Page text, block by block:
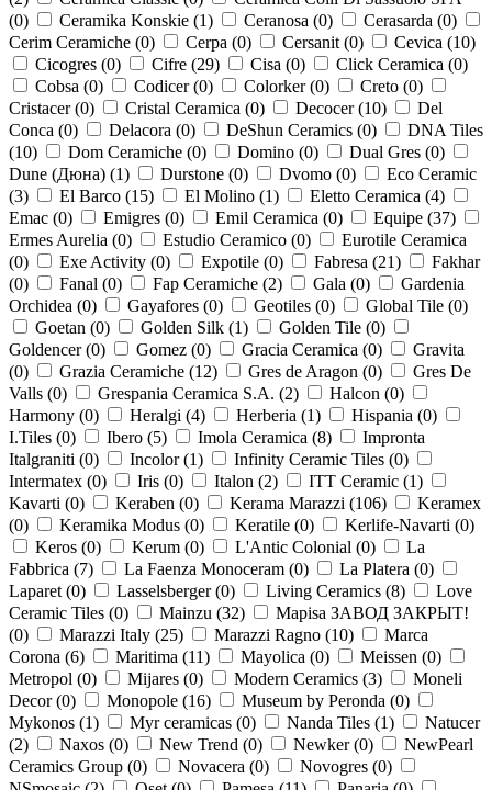
(0) Ceramika Konskie (1) Ceranosa (0) Cerasarda (0)
Cerim Ceramiche (0) Cerpa (0) Cersanit (0) Cevica (10)
Cicogres (0) Cifre (29) Cisa (0) Click Ceramica (0)
Cobsa (0) Codicer (0) Colorker (0) Creto (0)
Cristacer (0) Cristal Ceramica (0) Decocer (10)
Del
Conca (0) Delacora (0) DeShun Ceramics (0)
DNA Tiles
(10) Dom Ceramiche (0) Domino (0) Dual Gres (0)
Dune (Дюна) (1) Durstone (0) Dvomo (0)
Eco Ceramic
(3) El Barco (15) El Molino (1) Eletto Ceramica (4)
Emac (0) Emigres (0) Emil Ceramica (0) Equipe (37)
Ermes Aurelia (0) Estudio Ceramico (0)
Eurotile Ceramica
(0) Exe Activity (0) Expotile (0) Fabresa (21)
Fakhar
(0) Fanal (0) Fap Ceramiche (2) Gala (0)
Gardenia
Orchidea (0) Gayafores (0) Geotiles (0) Global Tile (0)
Goetan (0) Golden Silk (1) Golden Tile (0)
Goldencer (0) Gomez (0) Gracia Ceramica (0)
Gravita
(0) Grazia Ceramiche (12) Gres de Aragon (0)
Gres De
Valls (0) Grespania Ceramica S.A. (2) Halcon (0)
Harmony (0) Heralgi (4) Herberia (1) Hispania (0)
I.Tiles (0) Ibero (5) Imola Ceramica (8)
Impronta
Italgraniti (0) Incolor (1) Infinity Ceramic Tiles (0)
Intermatex (0) Iris (0) Italon (2) ITT Ceramic (1)
Kavarti (0) Keraben (0) Kerama Marazzi (106)
Keramex
(0) Keramika Modus (0) Keratile (0) Kerlife-Navarti (0)
Keros (0) Kerum (0) L'Antic Colonial (0)
La
Fabbrica (7) La Faenza Monoceram (0) La Platera (0)
Laparet (0) Lasselsberger (0) Living Ceramics (8)
Love
Ceramic Tiles (0) Mainzu (32)
Mapisa ЗАВОД ЗАКРЫТ!
(0) Marazzi Italy (25) Marazzi Ragno (10)
Marca
Corona (6) Maritima (11) Mayolica (0) Meissen (0)
Metropol (0) Mijares (0) Modern Ceramics (3)
Moneli
Decor (0) Monopole (16) Museum by Peronda (0)
Mykonos (1) Myr ceramicas (0) Nanda Tiles (1)
Natucer
(2) Naxos (0) New Trend (0) Newker (0)
NewPearl
Ceramics Group (0) Novacera (0) Novogres (0)